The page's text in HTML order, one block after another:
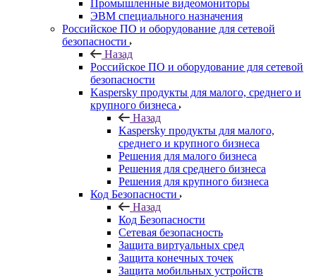
Промышленные видеомониторы
ЭВМ специального назначения
Российское ПО и оборудование для сетевой
безопасности
Назад
Российское ПО и оборудование для сетевой
безопасности
Kaspersky продукты для малого, среднего и
крупного бизнеса
Назад
Kaspersky продукты для малого,
среднего и крупного бизнеса
Решения для малого бизнеса
Решения для среднего бизнеса
Решения для крупного бизнеса
Код Безопасности
Назад
Код Безопасности
Сетевая безопасность
Защита виртуальных сред
Защита конечных точек
Защита мобильных устройств